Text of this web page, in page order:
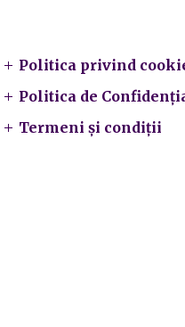
Politica privind
Politica de
Termeni și condiții